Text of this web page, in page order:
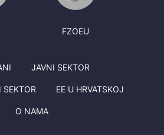
FZOEU
JAVNI SEKTOR
SEKTOR EE U HRVATSKOJ
O NAMA